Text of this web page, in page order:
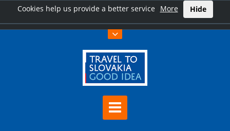
Cookies help us provide a better service More Hide